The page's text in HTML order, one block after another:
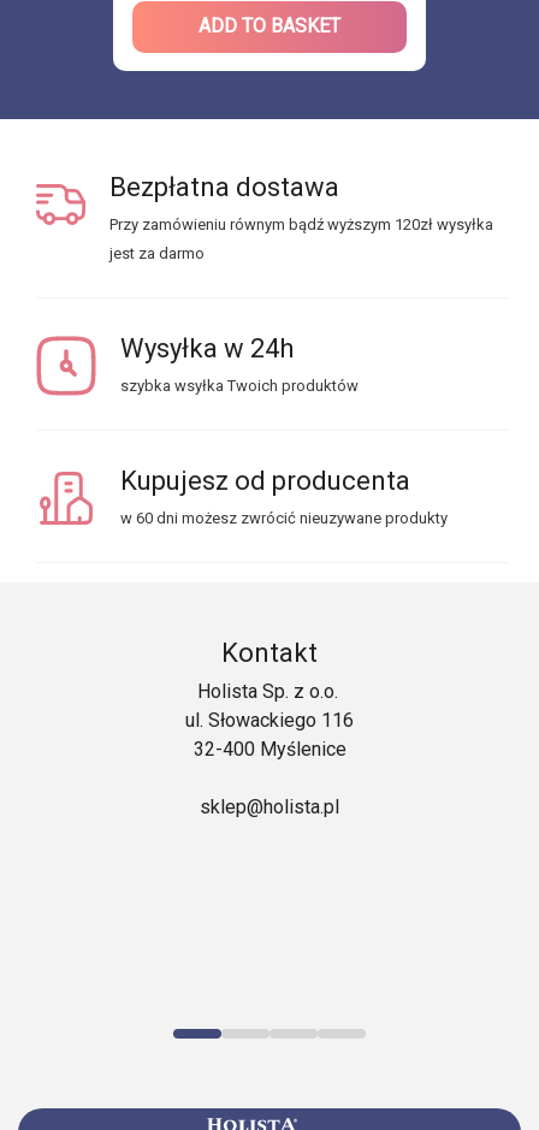
ADD TO BASKET
Bezpłatna dostawa
Przy zamówieniu równym bądź wyższym 120zł wysyłka
jest za darmo
Wysyłka w 24h
szybka wsyłka Twoich produktów
Kupujesz od producenta
w 60 dni możesz zwrócić nieuzywane produkty
Kontakt
Holista Sp. z o.o.
ul. Słowackiego 116
32-400 Myślenice
sklep@holista.pl